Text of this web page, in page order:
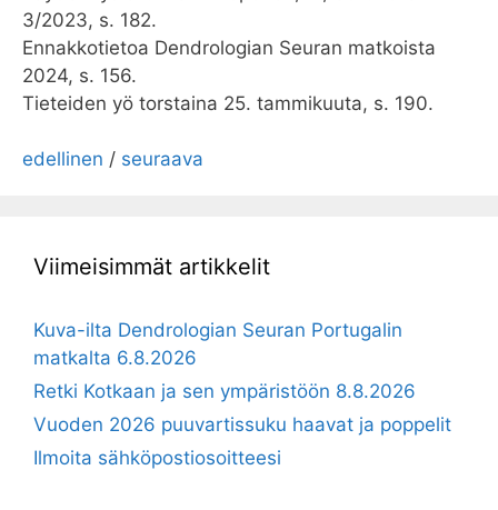
3/2023, s. 182.
Ennakkotietoa Dendrologian Seuran matkoista
2024, s. 156.
Tieteiden yö torstaina 25. tammikuuta, s. 190.
edellinen / seuraava
Viimeisimmät artikkelit
Kuva-ilta Dendrologian Seuran Portugalin
matkalta 6.8.2026
Retki Kotkaan ja sen ympäristöön 8.8.2026
Vuoden 2026 puuvartissuku haavat ja poppelit
Ilmoita sähköpostiosoitteesi